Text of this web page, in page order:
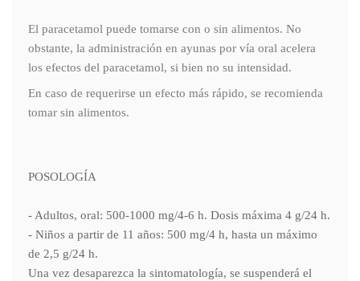
El paracetamol puede tomarse con o sin alimentos. No
obstante, la administración en ayunas por vía oral acelera
los efectos del paracetamol, si bien no su intensidad.
En caso de requerirse un efecto más rápido, se recomienda
tomar sin alimentos.
POSOLOGÍA
- Adultos, oral: 500-1000 mg/4-6 h. Dosis máxima 4 g/24 h.
- Niños a partir de 11 años: 500 mg/4 h, hasta un máximo
de 2,5 g/24 h.
Una vez desaparezca la sintomatología, se suspenderá el